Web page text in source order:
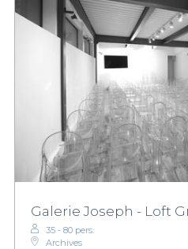
Galerie Joseph - Loft
35 - 80 pers.
Archives